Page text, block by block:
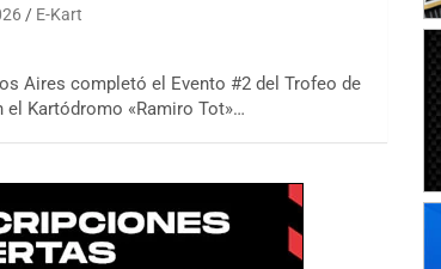
E-Kart
Aires completó el Evento #2 del Trofeo de
el Kartódromo «Ramiro Tot»…